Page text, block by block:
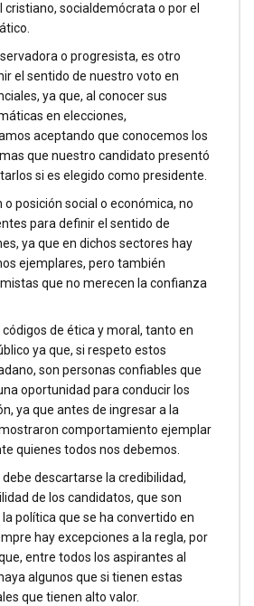
socialdemócrata o por el
o progresista, es otro
el sentido de nuestro voto en
ya que, al conocer sus
en elecciones,
aceptando que conocemos los
que nuestro candidato presentó
si es elegido como presidente.
o posición social o económica, no
para definir el sentido de
ya que en dichos sectores hay
ejemplares, pero también
que no merecen la confianza
de ética y moral, tanto en
ya que, si respeto estos
son personas confiables que
oportunidad para conducir los
ya que antes de ingresar a la
comportamiento ejemplar
quienes todos nos debemos.
descartarse la credibilidad,
de los candidatos, que son
política que se ha convertido en
hay excepciones a la regla, por
entre todos los aspirantes al
algunos que si tienen estas
que tienen alto valor.